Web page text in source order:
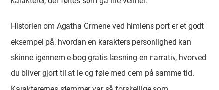
Historien om Agatha Ormene ved himlens port er et godt
eksempel på, hvordan en karakters personlighed kan
skinne igennem e-bog gratis læsning en narrativ, hvorved
du bliver gjort til at le og føle med dem på samme tid.